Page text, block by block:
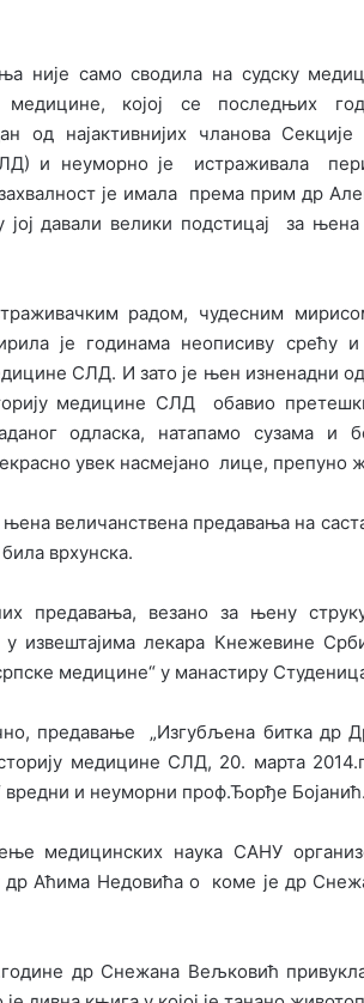
није само сводила на судску
којој се последњих
од најактивнијих чланова
и неуморно је истраживала
је имала према прим др
јој давали велики подстицај за
радом, чудесним
је годинама неописиву срећу
СЛД. И зато је њен изненадни
медицине СЛД обавио
одласка, натапамо сузама и
увек насмејано лице, препуно
величанствена предавања на
врхунска.
предавања, везано за њену
у извештајима лекара Кнежевине
медицине“ у манастиру
предавање „Изгубљена битка др
медицине СЛД, 20. марта
вредни и неуморни проф.Ђорђе Бојанић.
медицинских наука САНУ
др Аћима Недовића о коме је др
др Снежана Вељковић